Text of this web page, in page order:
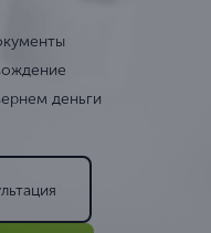
деньги